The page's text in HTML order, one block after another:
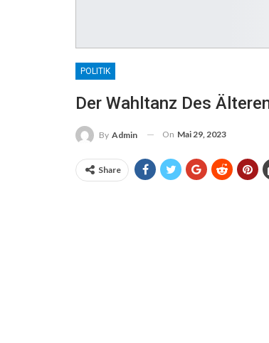
POLITIK
Der Wahltanz Des
By Admin On Mai 29, 2023
Share